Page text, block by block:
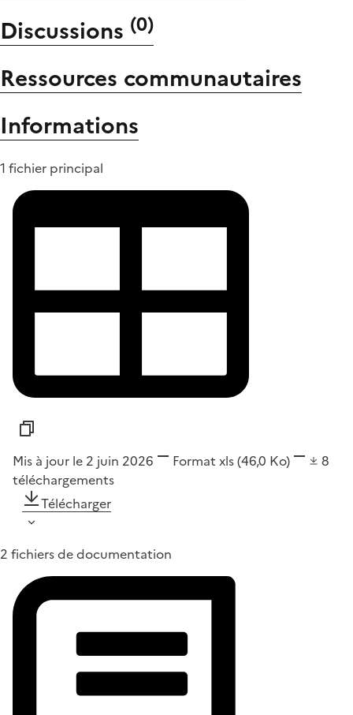
Discussions (0)
Ressources communautaires
Informations
1 fichier principal
Mis à jour le 2 juin 2026 Format xls(46,0 Ko)
8
téléchargements
Télécharger
2 fichiers de documentation